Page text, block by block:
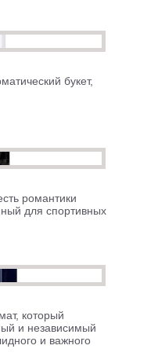
букет,
романтики
для спортивных
который
и независимый
и важного